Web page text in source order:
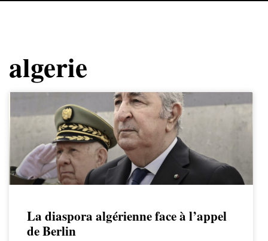
algerie
La diaspora algérienne face à l’appel
de Berlin